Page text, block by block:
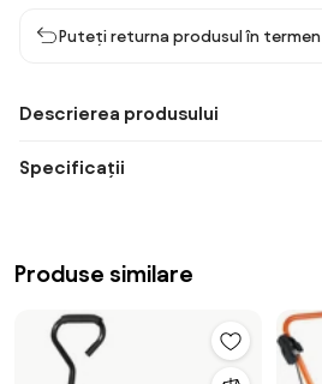
Puteți returna produsul în termen
Descrierea produsului
Specificații
Produse similare